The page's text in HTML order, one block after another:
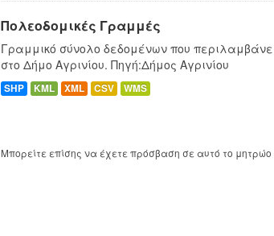
Πολεοδομικές Γραμμές
Γραμμικό σύνολο δεδομένων που
στο Δήμο Αγρινίου. Πηγή:Δήμος Αγρινίου
SHP KML XML CSV WMS
Μπορείτε επίσης να έχετε πρόσβαση σε αυτό το μητρώο